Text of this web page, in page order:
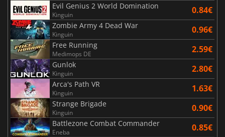
Evil Genius 2 World Domination
Kinguin 0.84€
Zombie Army 4 Dead War
Kinguin 0.96€
Free Running
Medimops DE 2.59€
Gunlok
Kinguin 2.80€
Arca's Path VR
Kinguin 1.63€
Strange Brigade
Kinguin 0.90€
Battlezone Combat Commander
Eneba 0.85€